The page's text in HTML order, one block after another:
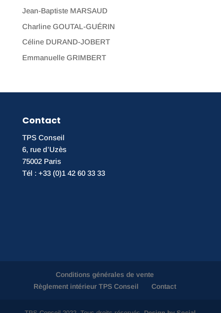
Jean-Baptiste MARSAUD
Charline GOUTAL-GUÉRIN
Céline DURAND-JOBERT
Emmanuelle GRIMBERT
Contact
TPS Conseil
6, rue d’Uzès
75002 Paris
Tél : +33 (0)1 42 60 33 33
Conditions générales de vente
Règlement intérieur TPS Conseil
Contact